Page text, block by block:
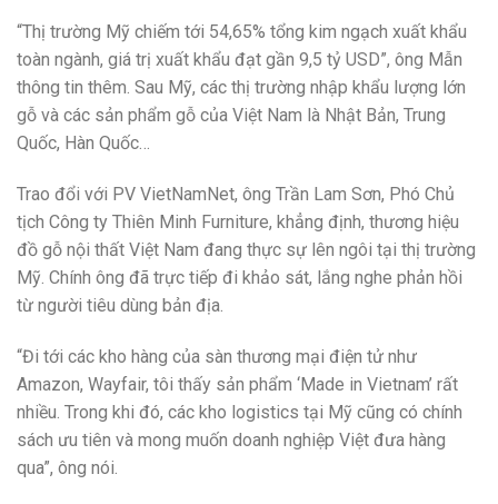
“Thị trường Mỹ chiếm tới 54,65% tổng kim ngạch xuất khẩu
toàn ngành, giá trị xuất khẩu đạt gần 9,5 tỷ USD”, ông Mẫn
thông tin thêm. Sau Mỹ, các thị trường nhập khẩu lượng lớn
gỗ và các sản phẩm gỗ của Việt Nam là Nhật Bản, Trung
Quốc, Hàn Quốc…
Trao đổi với PV VietNamNet, ông Trần Lam Sơn, Phó Chủ
tịch Công ty Thiên Minh Furniture, khẳng định, thương hiệu
đồ gỗ nội thất Việt Nam đang thực sự lên ngôi tại thị trường
Mỹ. Chính ông đã trực tiếp đi khảo sát, lắng nghe phản hồi
từ người tiêu dùng bản địa.
“Đi tới các kho hàng của sàn thương mại điện tử như
Amazon, Wayfair, tôi thấy sản phẩm ‘Made in Vietnam’ rất
nhiều. Trong khi đó, các kho logistics tại Mỹ cũng có chính
sách ưu tiên và mong muốn doanh nghiệp Việt đưa hàng
qua”, ông nói.